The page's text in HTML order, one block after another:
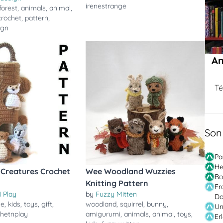
,animals,animal,
, pattern,
irenestrange
Crochet
Play
, kids,toys,gift,
Wee Woodland Wuzzies
Knitting Pattern
by Fuzzy Mitten
woodland,squirrel, bunny,
amigurumi,animals,animal,toys,